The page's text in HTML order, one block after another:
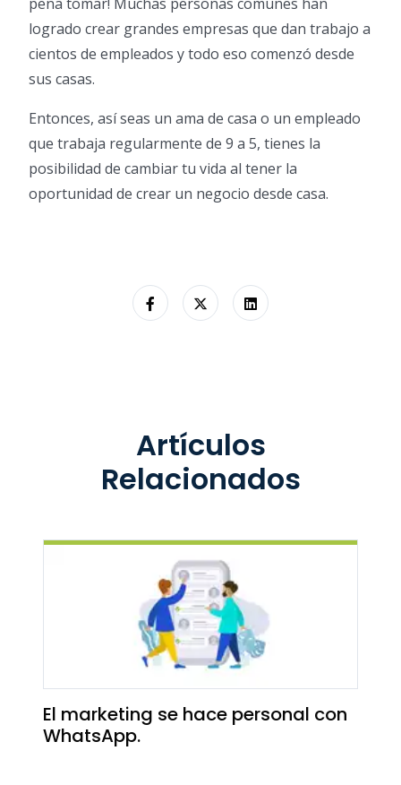
logrado crear grandes empresas que dan trabajo a
cientos de empleados y todo eso comenzó desde
sus casas.
Entonces, así seas un ama de casa o un empleado
que trabaja regularmente de 9 a 5, tienes la
posibilidad de cambiar tu vida al tener la
oportunidad de crear un negocio desde casa.
Artículos
Relacionados
El marketing se hace personal con
WhatsApp.